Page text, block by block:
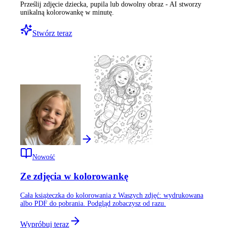
Prześlij zdjęcie dziecka, pupila lub dowolny obraz - AI stworzy
unikalną kolorowankę w minutę.
Stwórz teraz
Nowość
Ze zdjęcia w kolorowankę
Cała książeczka do kolorowania z Waszych zdjęć: wydrukowana
albo PDF do pobrania. Podgląd zobaczysz od razu.
Wypróbuj teraz